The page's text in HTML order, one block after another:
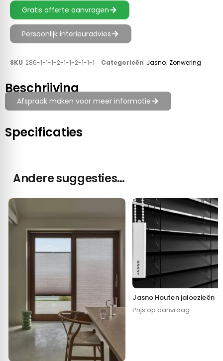
Gratis offerte aanvragen
Persoonlijk interieuradvies
SKU 286-1-1-1-2-1-1-2-1-1-1 Categorieën Jasno, Zonwering
Beschrijving
Afspraak maken voor meer informatie
Specificaties
Andere suggesties…
Jasno Houten jaloezieën
Prijs op aanvraag